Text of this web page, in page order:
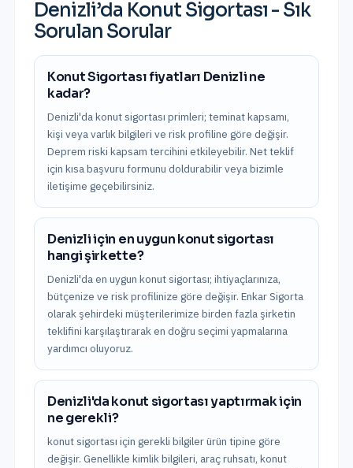
Denizli’da Konut Sigortası - Sık
Sorulan Sorular
Konut Sigortası fiyatları Denizli ne
kadar?
Denizli'da konut sigortası primleri; teminat kapsamı,
kişi veya varlık bilgileri ve risk profiline göre değişir.
Deprem riski kapsam tercihini etkileyebilir. Net teklif
için kısa başvuru formunu doldurabilir veya bizimle
iletişime geçebilirsiniz.
Denizli için en uygun konut sigortası
hangi şirkette?
Denizli'da en uygun konut sigortası; ihtiyaçlarınıza,
bütçenize ve risk profilinize göre değişir. Enkar Sigorta
olarak şehirdeki müşterilerimize birden fazla şirketin
teklifini karşılaştırarak en doğru seçimi yapmalarına
yardımcı oluyoruz.
Denizli'da konut sigortası yaptırmak için
ne gerekli?
konut sigortası için gerekli bilgiler ürün tipine göre
değişir. Genellikle kimlik bilgileri, araç ruhsatı, konut